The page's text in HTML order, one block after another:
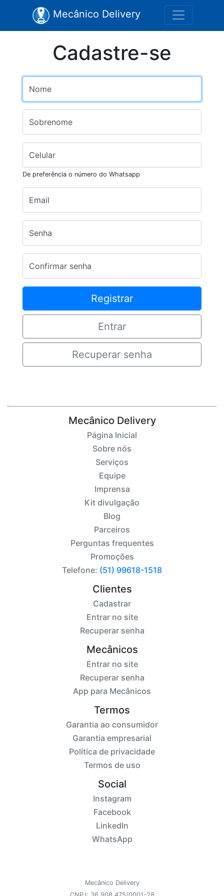
Mecânico Delivery
Cadastre-se
Nome
Sobrenome
Celular
De preferência o número do Whatsapp
Email
Senha
Confirmar senha
Entrar
Recuperar senha
Mecânico Delivery
Página Inicial
Sobre nós
Serviços
Equipe
Imprensa
Kit divulgação
Blog
Parceiros
Perguntas frequentes
Promoções
Telefone: (51) 99618-1518
Clientes
Cadastrar
Entrar no site
Recuperar senha
Mecânicos
Entrar no site
Recuperar senha
App para Mecânicos
Termos
Garantia ao consumidor
Garantia empresarial
Política de privacidade
Termos de uso
Social
Instagram
Facebook
LinkedIn
WhatsApp
Mecânico Delivery